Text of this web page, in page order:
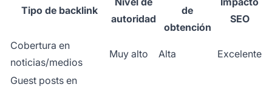
Tipo de backlink
autoridad
de
obtención
SEO
Cobertura en
noticias/medios
Muy alto Alta Excelente
Guest posts en